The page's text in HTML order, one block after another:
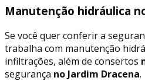
Manutenção hidráulica
Se você quer conferir a
trabalha com manutenção
infiltrações, além de consertos
segurança no Jardim Dracena.